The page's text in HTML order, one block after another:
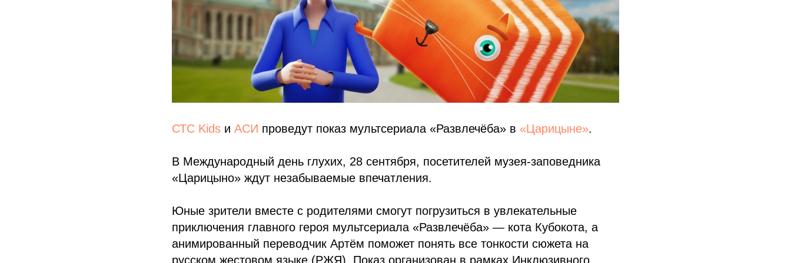
СТС Kids и АСИ проведут показ мультсериала «Развлечёба» в «Царицыне».
В Международный день глухих, 28 сентября, посетителей музея-заповедника
«Царицыно» ждут незабываемые впечатления.
Юные зрители вместе с родителями смогут погрузиться в увлекательные
приключения главного героя мультсериала «Развлечёба» — кота Кубокота, а
анимированный переводчик Артём поможет понять все тонкости сюжета на
русском жестовом языке (РЖЯ). Показ организован в рамках Инклюзивного